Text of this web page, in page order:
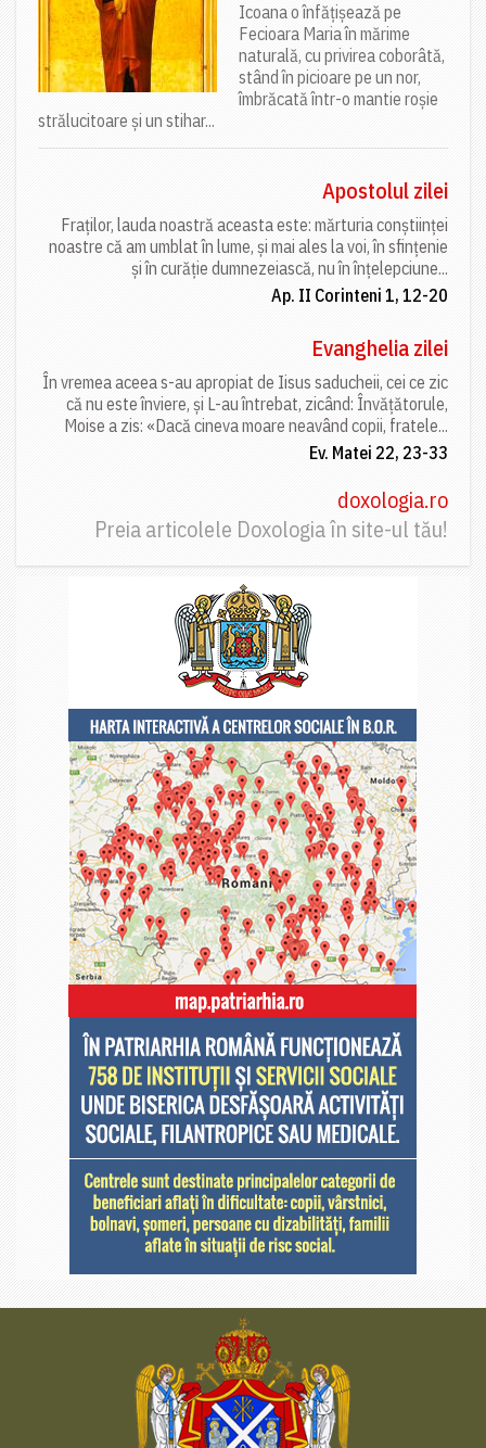
Icoana o înfățișează pe
Fecioara Maria în mărime
naturală, cu privirea coborâtă,
stând în picioare pe un nor,
îmbrăcată într-o mantie roșie
strălucitoare și un stihar...
Apostolul zilei
Fraților, lauda noastră aceasta este: mărturia conștiinței
noastre că am umblat în lume, și mai ales la voi, în sfințenie
și în curăție dumnezeiască, nu în înțelepciune...
Ap. II Corinteni 1, 12-20
Evanghelia zilei
În vremea aceea s-au apropiat de Iisus saducheii, cei ce zic
că nu este înviere, și L-au întrebat, zicând: Învățătorule,
Moise a zis: «Dacă cineva moare neavând copii, fratele...
Ev. Matei 22, 23-33
doxologia.ro
Preia articolele Doxologia în site-ul tău!